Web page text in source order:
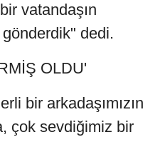
vatandaşın
dedi.
OLDU'
bir arkadaşımızın
çok sevdiğimiz bir